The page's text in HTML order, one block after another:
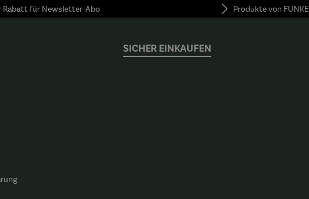
Rabatt für Newsletter-Abo Produkte von FUNKE
SICHER EINKAUFEN